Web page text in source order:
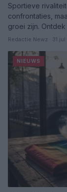
Sportieve
confrontaties,
groei zijn.
Redactie Newz · 31
NIEUWS